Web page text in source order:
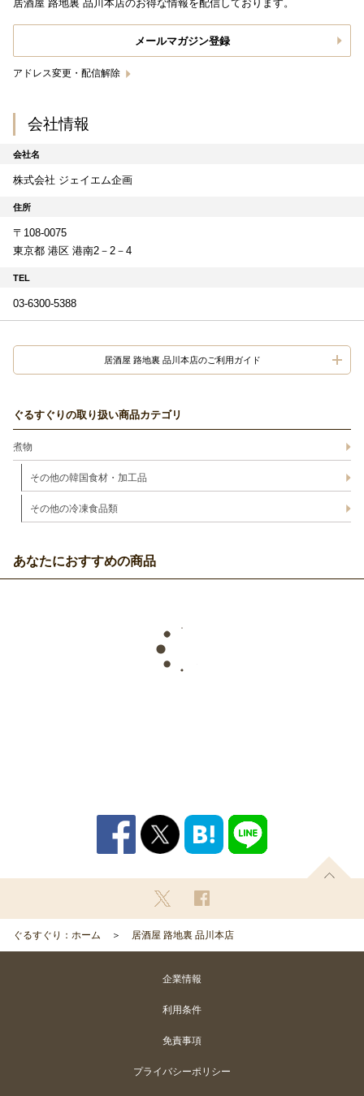
居酒屋 路地裏 品川本店のお得な情報を配信しております。
メールマガジン登録
アドレス変更・配信解除
会社情報
会社名
株式会社 ジェイエム企画
住所
〒108-0075
東京都 港区 港南2－2－4
TEL
03-6300-5388
居酒屋 路地裏 品川本店のご利用ガイド
ぐるすぐりの取り扱い商品カテゴリ
煮物
その他の韓国食材・加工品
その他の冷凍食品類
あなたにおすすめの商品
ぐるすぐり：ホーム 居酒屋 路地裏 品川本店
企業情報
利用条件
免責事項
プライバシーポリシー